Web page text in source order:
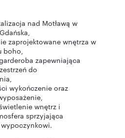
nad Motławą w
zaprojektowane wnętrza w
boho,
zapewniająca
do
wykończenie oraz
wnętrz i
sprzyjająca